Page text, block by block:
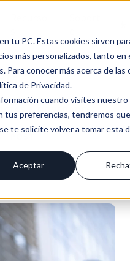
tu PC. Estas cookies sirven
más personalizados, tanto en
Para conocer más acerca de las
de Privacidad.
cuando visites nuestro
tus preferencias, tendremos
te solicite volver a tomar esta
Aceptar
& NOVEDADES